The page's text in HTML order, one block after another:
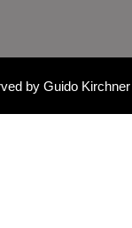
by Guido Kirchner